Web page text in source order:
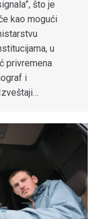
što je
kao mogući
u
privremena
i